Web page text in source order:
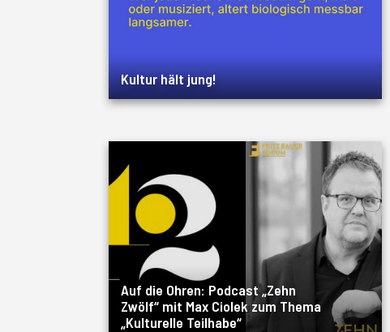
Kultur hält jung!
Auf die Ohren: Podcast „Zehn
Zwölf“ mit Max Ciolek zum Thema
„Kulturelle Teilhabe“